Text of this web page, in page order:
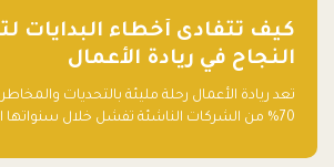
كيف تتفادى أخطاء البدايات
النجاح في ريادة الأعمال
تعد ريادة الأعمال رحلة مليئة بالتحديات
70% من الشركات الناشئة تفشل خلال سنواتها
الكثيرون في بداية رحلتهم، وهي التي قد تعرقل